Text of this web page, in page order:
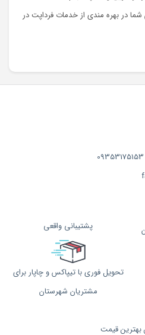
در بهره مندی از خدمات فرداپت در
09353175153
پشتیبانی واقعی
تحویل فوری با تیپاکس و چاپار برای
مشتریان شهرستان
قیمت